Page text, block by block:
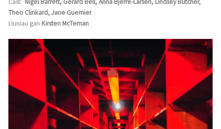
Theo Clinkard, Jane Guernier
Lluniau gan Kirsten McTernan